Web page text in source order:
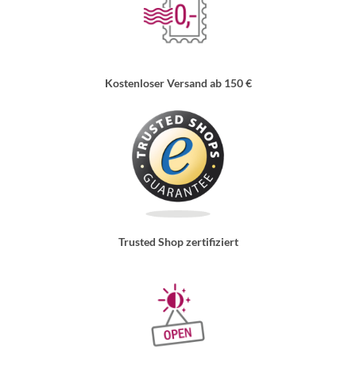
Kostenloser Versand ab 150 €
Trusted Shop zertifiziert